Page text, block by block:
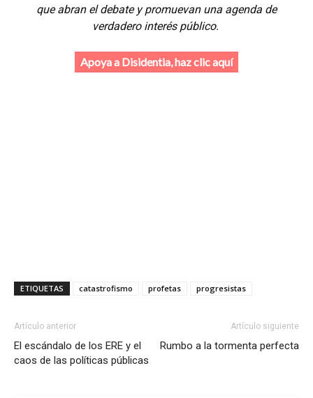
que abran el debate y promuevan una agenda de
verdadero interés público.
Apoya a Disidentia, haz clic aquí
ETIQUETAS catastrofismo profetas progresistas
Artículo anterior
El escándalo de los ERE y el
caos de las políticas públicas
Artículo siguiente
Rumbo a la tormenta perfecta